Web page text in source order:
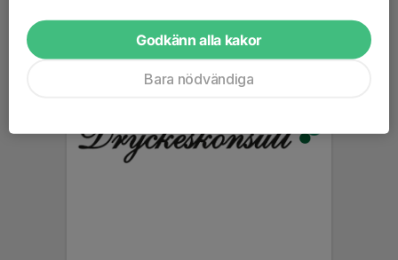
Godkänn alla kakor
Bara nödvändiga